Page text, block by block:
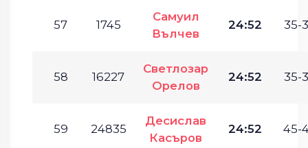
57 1745
Самуил
Вълчев
24:52 35-
58 16227
Светлозар
Орелов
24:52 35-
59 24835
Десислав
Касъров
24:52 45-